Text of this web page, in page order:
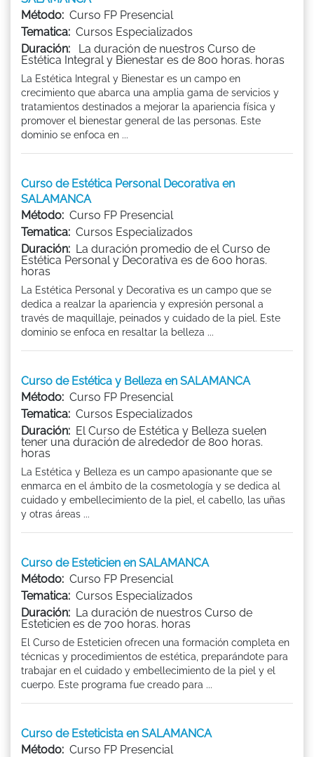
Método: Curso FP Presencial
Tematica: Cursos Especializados
Duración:
La duración de nuestros Curso de
Estética Integral y Bienestar es de 800 horas. horas
La Estética Integral y Bienestar es un campo en
crecimiento que abarca una amplia gama de servicios y
tratamientos destinados a mejorar la apariencia física y
promover el bienestar general de las personas. Este
dominio se enfoca en ...
Curso de Estética Personal Decorativa en
SALAMANCA
Método: Curso FP Presencial
Tematica: Cursos Especializados
Duración: La duración promedio de el Curso de
Estética Personal y Decorativa es de 600 horas.
horas
La Estética Personal y Decorativa es un campo que se
dedica a realzar la apariencia y expresión personal a
través de maquillaje, peinados y cuidado de la piel. Este
dominio se enfoca en resaltar la belleza ...
Curso de Estética y Belleza en SALAMANCA
Método: Curso FP Presencial
Tematica: Cursos Especializados
Duración: El Curso de Estética y Belleza suelen
tener una duración de alrededor de 800 horas.
horas
La Estética y Belleza es un campo apasionante que se
enmarca en el ámbito de la cosmetología y se dedica al
cuidado y embellecimiento de la piel, el cabello, las uñas
y otras áreas ...
Curso de Esteticien en SALAMANCA
Método: Curso FP Presencial
Tematica: Cursos Especializados
Duración: La duración de nuestros Curso de
Esteticien es de 700 horas. horas
El Curso de Esteticien ofrecen una formación completa en
técnicas y procedimientos de estética, preparándote para
trabajar en el cuidado y embellecimiento de la piel y el
cuerpo. Este programa fue creado para ...
Curso de Esteticista en SALAMANCA
Método: Curso FP Presencial